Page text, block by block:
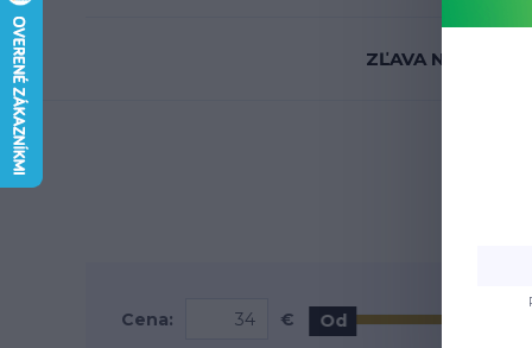
ZĽAVA NA SKLADE
Cena: € Od